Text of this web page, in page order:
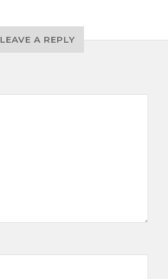
LEAVE A REPLY